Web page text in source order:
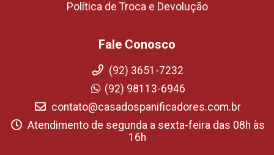
Política de Troca e Devolução
Fale Conosco
(92) 3651-7232
(92) 98113-6946
contato@casadospanificadores.com.br
Atendimento de segunda a sexta-feira das 08h às
16h